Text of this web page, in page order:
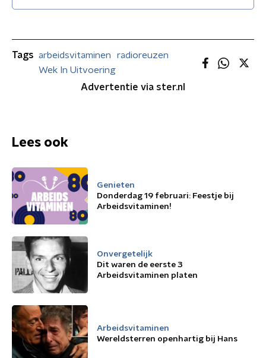
Tags arbeidsvitaminen
radioreuzen
Wek In Uitvoering
Advertentie via ster.nl
Lees ook
Genieten
Donderdag 19 februari: Feestje bij
Arbeidsvitaminen!
Onvergetelijk
Dit waren de eerste 3
Arbeidsvitaminen platen
Arbeidsvitaminen
Wereldsterren openhartig bij Hans